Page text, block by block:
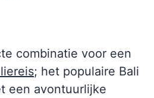
combinatie voor een
; het populaire Bali
een avontuurlijke